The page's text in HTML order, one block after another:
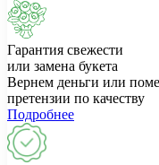
Гарантия свежести
или замена букета
Вернем деньги или
претензии по качеству
Подробнее